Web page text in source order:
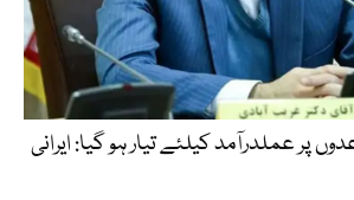
پر عملدرآمد کیلئے تیار ہو گیا: ایرانی